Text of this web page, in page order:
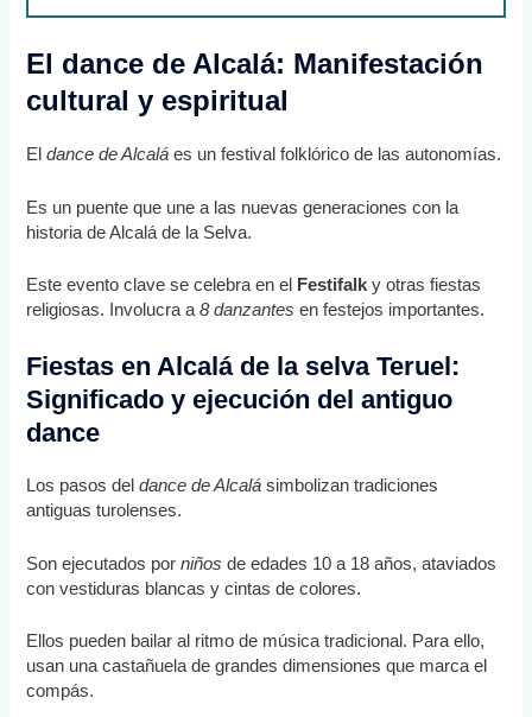
El dance de Alcalá: Manifestación
cultural y espiritual
Eldance de Alcalá es un festival folklórico de las autonomías.
Es un puente que une a las nuevas generaciones con la
historia de Alcalá de la Selva.
Este evento clave se celebra en el Festifalk y otras fiestas
religiosas. Involucra a8 danzantes en festejos importantes.
Fiestas en Alcalá de la selva Teruel:
Significado y ejecución del antiguo
dance
Los pasos deldance de Alcalá simbolizan tradiciones
antiguas turolenses.
Son ejecutados porniños de edades 10 a 18 años, ataviados
con vestiduras blancas y cintas de colores.
Ellos pueden bailar al ritmo de música tradicional. Para ello,
usan una castañuela de grandes dimensiones que marca el
compás.